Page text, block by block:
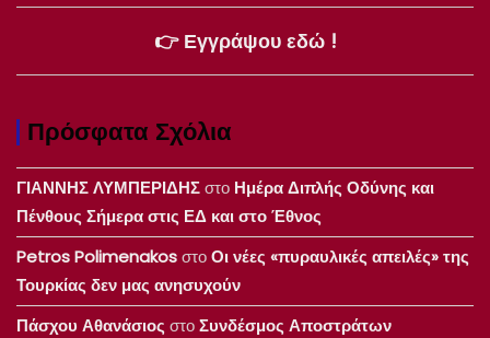
👉 Εγγράψου εδώ !
Πρόσφατα Σχόλια
ΓΙΑΝΝΗΣ ΛΥΜΠΕΡΙΔΗΣστο Ημέρα Διπλής Οδύνης και
Πένθους Σήμερα στις ΕΔ και στο Έθνος
Petros PolimenakosστοΟι νέες «πυραυλικές απειλές» της
Τουρκίας δεν μας ανησυχούν
Πάσχου Αθανάσιος στοΣυνδέσμος Αποστράτων